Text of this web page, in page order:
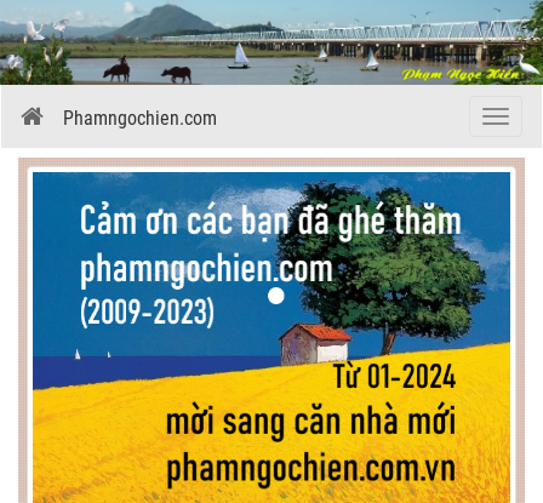
Menu
Phamngochien.com